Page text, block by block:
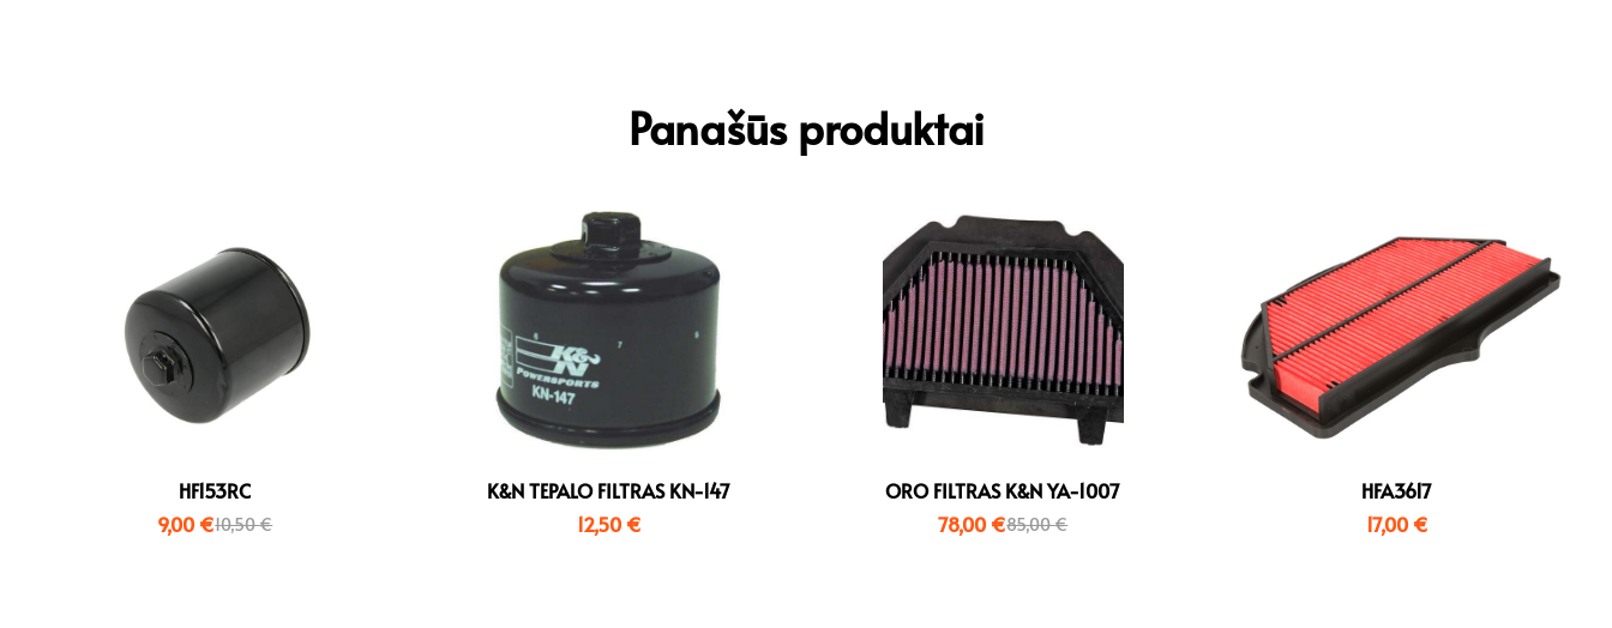
Panašūs produktai
HF153RC
10,50€
9,00 €
K&N TEPALO FILTRAS KN-147
12,50 €
ORO FILTRAS K&N YA-1007
85,00€
78,00 €
HFA3617
17,00 €